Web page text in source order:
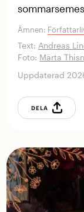
Ämnen:
Text: Andreas
Foto: Märta
Uppdaterad
DELA